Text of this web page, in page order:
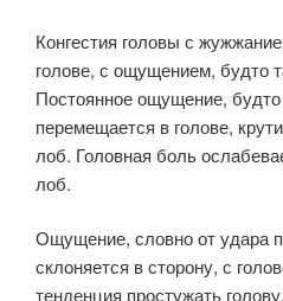
Конгестия головы с
голове, с ощущением, будто
Постоянное ощущение,
перемещается в голове,
лоб. Головная боль
лоб.
Ощущение, словно от удара
склоняется в сторону, с
тенденция простужать